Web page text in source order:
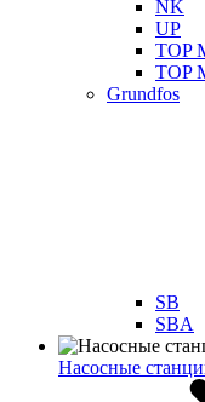
NK
UP
TOP
TOP
Grundfos
SB
SBA
Насосные